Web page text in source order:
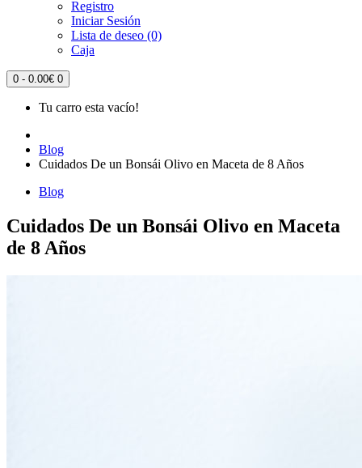
Registro
Iniciar Sesión
Lista de deseo (0)
Caja
0 - 0.00€ 0
Tu carro esta vacío!
Blog
Cuidados De un Bonsái Olivo en Maceta de 8 Años
Blog
Cuidados De un Bonsái Olivo en Maceta
de 8 Años